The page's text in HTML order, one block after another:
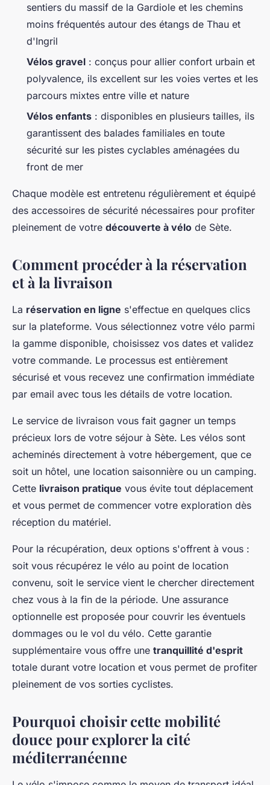
sentiers du massif de la Gardiole et les chemins
moins fréquentés autour des étangs de Thau et
d'Ingril
Vélos gravel : conçus pour allier confort urbain et
polyvalence, ils excellent sur les voies vertes et les
parcours mixtes entre ville et nature
Vélos enfants : disponibles en plusieurs tailles, ils
garantissent des balades familiales en toute
sécurité sur les pistes cyclables aménagées du
front de mer
Chaque modèle est entretenu régulièrement et équipé
des accessoires de sécurité nécessaires pour profiter
pleinement de votre découverte à vélo de Sète.
Comment procéder à la réservation
et à la livraison
La réservation en ligne s'effectue en quelques clics
sur la plateforme. Vous sélectionnez votre vélo parmi
la gamme disponible, choisissez vos dates et validez
votre commande. Le processus est entièrement
sécurisé et vous recevez une confirmation immédiate
par email avec tous les détails de votre location.
Le service de livraison vous fait gagner un temps
précieux lors de votre séjour à Sète. Les vélos sont
acheminés directement à votre hébergement, que ce
soit un hôtel, une location saisonnière ou un camping.
Cette livraison pratique vous évite tout déplacement
et vous permet de commencer votre exploration dès
réception du matériel.
Pour la récupération, deux options s'offrent à vous :
soit vous récupérez le vélo au point de location
convenu, soit le service vient le chercher directement
chez vous à la fin de la période. Une assurance
optionnelle est proposée pour couvrir les éventuels
dommages ou le vol du vélo. Cette garantie
supplémentaire vous offre une tranquillité d'esprit
totale durant votre location et vous permet de profiter
pleinement de vos sorties cyclistes.
Pourquoi choisir cette mobilité
douce pour explorer la cité
méditerranéenne